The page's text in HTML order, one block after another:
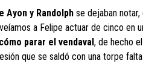
Ayon y Randolph se dejaban
a Felipe actuar de cinco en
parar el vendaval , de hecho
que se saldó con una torpe